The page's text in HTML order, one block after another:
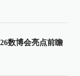
数博会亮点前瞻